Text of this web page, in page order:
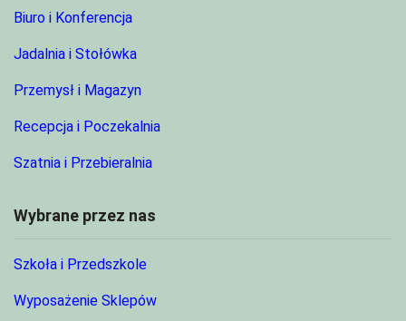
Biuro i Konferencja
Jadalnia i Stołówka
Przemysł i Magazyn
Recepcja i Poczekalnia
Szatnia i Przebieralnia
Wybrane przez nas
Szkoła i Przedszkole
Wyposażenie Sklepów